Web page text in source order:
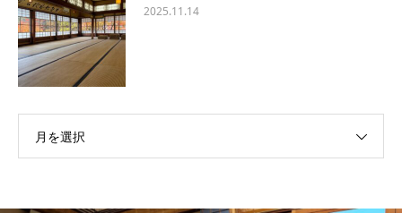
2025.11.14
月を選択